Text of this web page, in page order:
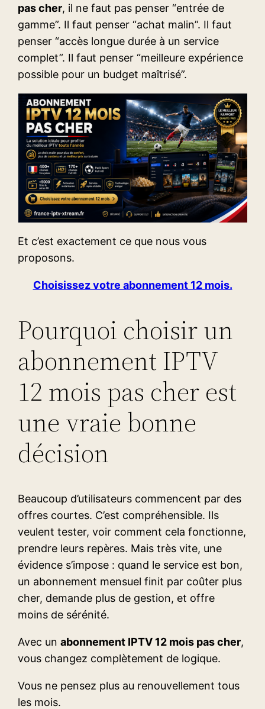
pas cher, il ne faut pas penser “entrée de
gamme”. Il faut penser “achat malin”. Il faut
penser “accès longue durée à un service
complet”. Il faut penser “meilleure expérience
possible pour un budget maîtrisé”.
Et c’est exactement ce que nous vous
proposons.
Choisissez votre abonnement 12 mois.
Pourquoi choisir un
abonnement IPTV
12 mois pas cher est
une vraie bonne
décision
Beaucoup d’utilisateurs commencent par des
offres courtes. C’est compréhensible. Ils
veulent tester, voir comment cela fonctionne,
prendre leurs repères. Mais très vite, une
évidence s’impose : quand le service est bon,
un abonnement mensuel finit par coûter plus
cher, demande plus de gestion, et offre
moins de sérénité.
Avec unabonnement IPTV 12 mois pas cher,
vous changez complètement de logique.
Vous ne pensez plus au renouvellement tous
les mois.